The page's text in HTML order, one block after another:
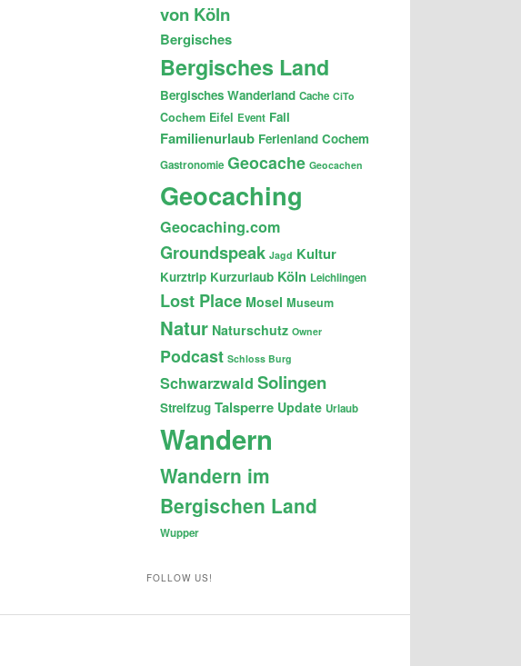
von Köln
Bergisches
Bergisches Land
Bergisches Wanderland Cache CiTo
Cochem Eifel Event Fail
Familienurlaub Ferienland Cochem
Gastronomie Geocache Geocachen
Geocaching
Geocaching.com
Groundspeak Jagd Kultur
Kurztrip Kurzurlaub Köln Leichlingen
Lost Place Mosel Museum
Natur Naturschutz Owner
Podcast Schloss Burg
Schwarzwald Solingen
Streifzug Talsperre Update Urlaub
Wandern
Wandern im
Bergischen Land
Wupper
FOLLOW US!